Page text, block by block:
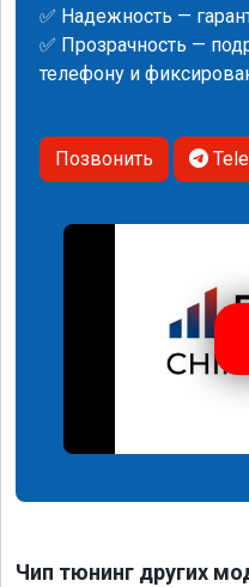
✅ Надежность —
✅ Прозрачность —
телефону и
Позвонить
Чип тюнинг других